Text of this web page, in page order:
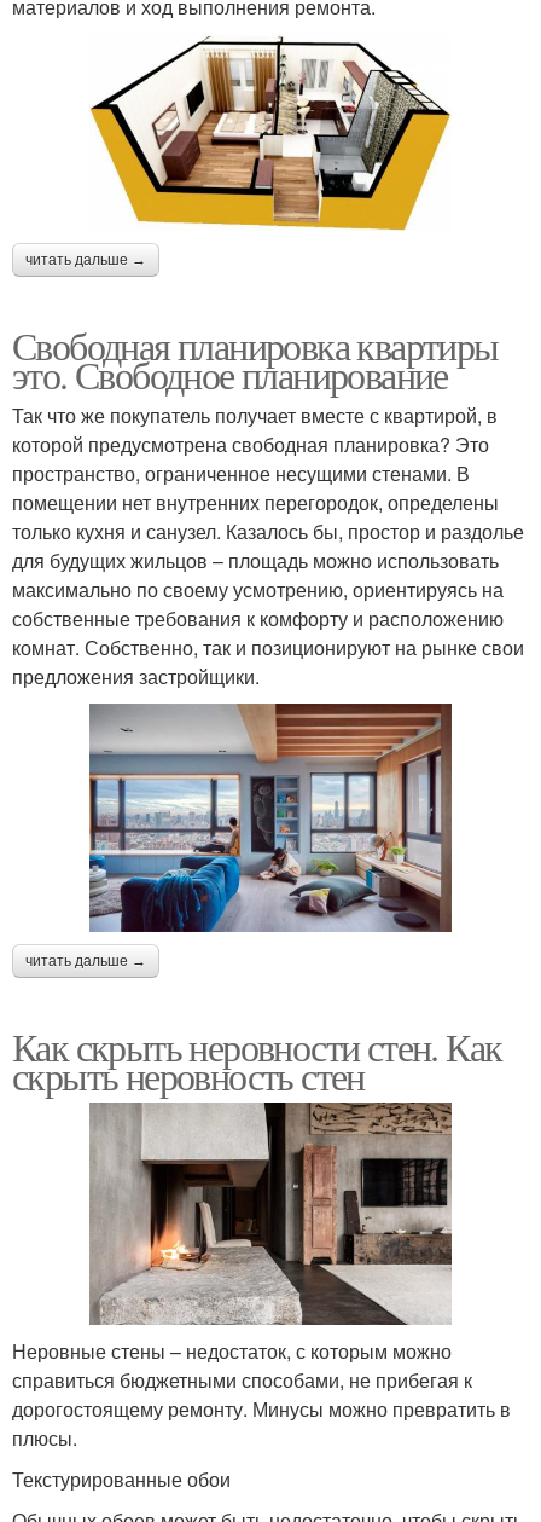
материалов и ход выполнения ремонта.
читать дальше →
Свободная планировка квартиры
это. Свободное планирование
Так что же покупатель получает вместе с квартирой, в
которой предусмотрена свободная планировка? Это
пространство, ограниченное несущими стенами. В
помещении нет внутренних перегородок, определены
только кухня и санузел. Казалось бы, простор и раздолье
для будущих жильцов – площадь можно использовать
максимально по своему усмотрению, ориентируясь на
собственные требования к комфорту и расположению
комнат. Собственно, так и позиционируют на рынке свои
предложения застройщики.
читать дальше →
Как скрыть неровности стен. Как
скрыть неровность стен
Неровные стены – недостаток, с которым можно
справиться бюджетными способами, не прибегая к
дорогостоящему ремонту. Минусы можно превратить в
плюсы.
Текстурированные обои